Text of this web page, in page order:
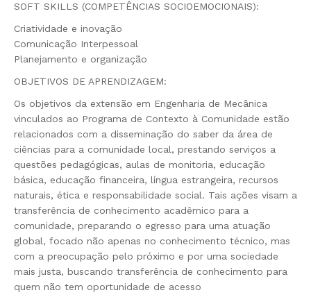
SOFT SKILLS (COMPETÊNCIAS SOCIOEMOCIONAIS):
Criatividade e inovação
Comunicação Interpessoal
Planejamento e organização
OBJETIVOS DE APRENDIZAGEM:
Os objetivos da extensão em Engenharia de Mecânica
vinculados ao Programa de Contexto à Comunidade estão
relacionados com a disseminação do saber da área de
ciências para a comunidade local, prestando serviços a
questões pedagógicas, aulas de monitoria, educação
básica, educação financeira, língua estrangeira, recursos
naturais, ética e responsabilidade social. Tais ações visam a
transferência de conhecimento acadêmico para a
comunidade, preparando o egresso para uma atuação
global, focado não apenas no conhecimento técnico, mas
com a preocupação pelo próximo e por uma sociedade
mais justa, buscando transferência de conhecimento para
quem não tem oportunidade de acesso